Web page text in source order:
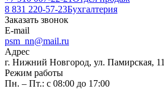
8 831 220-57-23Бухгалтерия
Заказать звонок
E-mail
psm_nn@mail.ru
Адрес
г. Нижний Новгород, ул. Памирская, 11
Режим работы
Пн. – Пт.: с 08:00 до 17:00